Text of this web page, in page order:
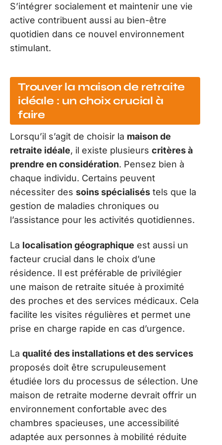
S’intégrer socialement et maintenir une vie
active contribuent aussi au bien-être
quotidien dans ce nouvel environnement
stimulant.
Trouver la maison de retraite
idéale : un choix crucial à
faire
Lorsqu’il s’agit de choisir la maison de
retraite idéale, il existe plusieurs critères à
prendre en considération. Pensez bien à
chaque individu. Certains peuvent
nécessiter des soins spécialisés tels que la
gestion de maladies chroniques ou
l’assistance pour les activités quotidiennes.
La localisation géographique est aussi un
facteur crucial dans le choix d’une
résidence. Il est préférable de privilégier
une maison de retraite située à proximité
des proches et des services médicaux. Cela
facilite les visites régulières et permet une
prise en charge rapide en cas d’urgence.
La qualité des installations et des services
proposés doit être scrupuleusement
étudiée lors du processus de sélection. Une
maison de retraite moderne devrait offrir un
environnement confortable avec des
chambres spacieuses, une accessibilité
adaptée aux personnes à mobilité réduite